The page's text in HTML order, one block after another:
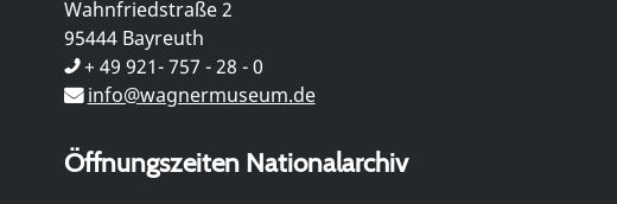
Wahnfriedstraße 2
95444 Bayreuth
+ 49 921- 757 - 28 - 0
info@wagnermuseum.de
Öffnungszeiten Nationalarchiv